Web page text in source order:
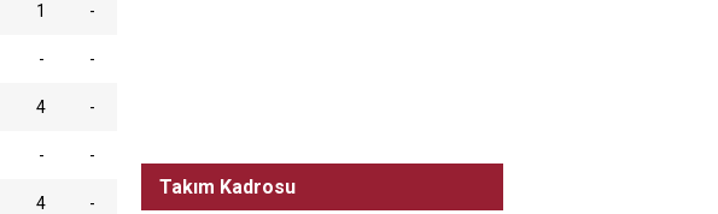
1 -
- -
4 -
- -
4 -
Takım Kadrosu